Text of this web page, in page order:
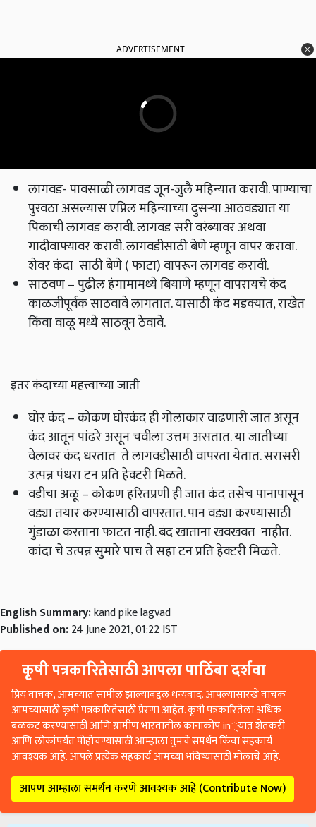
ADVERTISEMENT
लागवड- पावसाळी लागवड जून-जुलै महिन्यात करावी. पाण्याचा
पुरवठा असल्यास एप्रिल महिन्याच्या दुसऱ्या आठवड्यात या
पिकाची लागवड करावी. लागवड सरी वरंब्यावर अथवा
गादीवाफ्यावर करावी. लागवडीसाठी बेणे म्हणून वापर करावा.
शेवर कंदा साठी बेणे ( फाटा) वापरून लागवड करावी.
साठवण – पुढील हंगामामध्ये बियाणे म्हणून वापरायचे कंद
काळजीपूर्वक साठवावे लागतात. यासाठी कंद मडक्यात, राखेत
किंवा वाळू मध्ये साठवून ठेवावे.
इतर कंदाच्या महत्त्वाच्या जाती
घोर कंद – कोकण घोरकंद ही गोलाकार वाढणारी जात असून
कंद आतून पांढरे असून चवीला उत्तम असतात. या जातीच्या
वेलावर कंद धरतात ते लागवडीसाठी वापरता येतात. सरासरी
उत्पन्न पंधरा टन प्रति हेक्‍टरी मिळते.
वडीचा अळू – कोकण हरितप्रणी ही जात कंद तसेच पानापासून
वड्या तयार करण्यासाठी वापरतात. पान वड्या करण्यासाठी
गुंडाळा करताना फाटत नाही. बंद खाताना खवखवत नाहीत.
कांदा चे उत्पन्न सुमारे पाच ते सहा टन प्रति हेक्‍टरी मिळते.
English Summary:kand pike lagvad
Published on:24 June 2021, 01:22 IST
कृषी पत्रकारितेसाठी आपला पाठिंबा दर्शवा
प्रिय वाचक, आमच्यात सामील झाल्याबद्दल धन्यवाद. आपल्यासारखे वाचक
आमच्यासाठी कृषी पत्रकारितेसाठी प्रेरणा आहेत. कृषी पत्रकारितेला अधिक
बळकट करण्यासाठी आणि ग्रामीण भारतातील कानाकोप in्यात शेतकरी
आणि लोकांपर्यंत पोहोचण्यासाठी आम्हाला तुमचे समर्थन किंवा सहकार्य
आवश्यक आहे. आपले प्रत्येक सहकार्य आमच्या भविष्यासाठी मोलाचे आहे.
आपण आम्हाला समर्थन करणे आवश्यक आहे (Contribute Now)